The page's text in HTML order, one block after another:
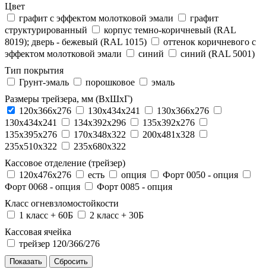
Цвет
графит с эффектом молотковой эмали
графит
структурированный
корпус темно-коричневый (RAL
8019); дверь - бежевый (RAL 1015)
оттенок коричневого с
эффектом молотковой эмали
синий
синий (RAL 5001)
Тип покрытия
Грунт-эмаль
порошковое
эмаль
Размеры трейзера, мм (ВхШхГ)
120x366x276
130x434x241
130х366х276
130х434х241
134x392x296
135x392x276
135x395x276
170x348x322
200x481x328
235x510x322
235x680x322
Кассовое отделение (трейзер)
120х476х276
есть опция
Форт 0050 - опция
Форт 0068 - опция
Форт 0085 - опция
Класс огневзломостойкости
1 класс + 60Б
2 класс + 30Б
Кассовая ячейка
трейзер 120/366/276